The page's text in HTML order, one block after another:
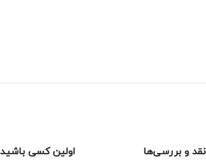
نقد و بررسی‌ها اولین کسی باشید